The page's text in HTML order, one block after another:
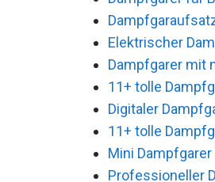
Elektrischer
Dampfgarer mit
11+ tolle
Digitaler
11+ tolle
Mini
Professioneller